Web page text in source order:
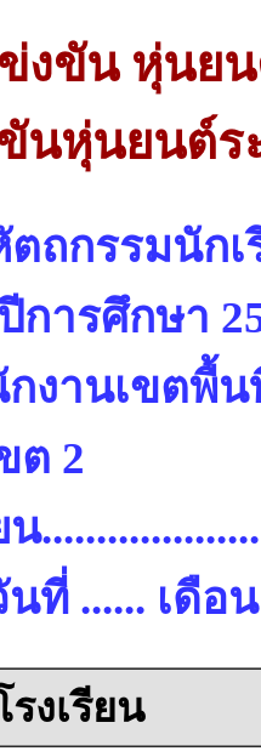
งขัน หุ่นย
นหุ่นยนต์ร
ถกรรมนัก
การศึกษา
งานเขตพื้
ต 2
ที่ ...... เดือ
รงเรียน